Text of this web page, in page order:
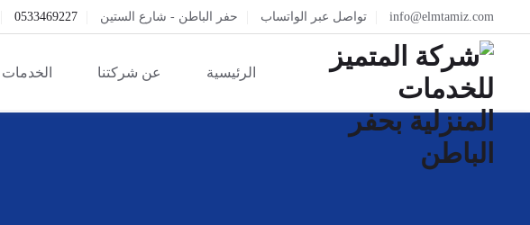
info@elmtamiz.com تواصل عبر الواتساب حفر الباطن - شارع الستين 0533469227
الرئيسية عن شركتنا الخدمات